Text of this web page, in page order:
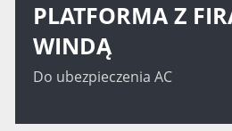
PLATFORMA Z
WINDĄ
Do ubezpieczenia AC